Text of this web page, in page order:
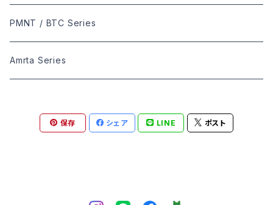
PMNT / BTC Series
Amrta Series
保存 シェア LINE ポスト